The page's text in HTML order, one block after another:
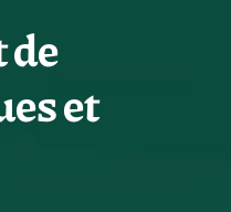
et